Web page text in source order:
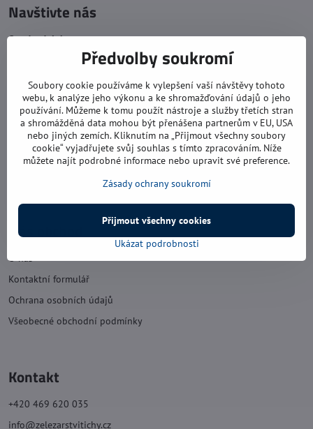
Navštivte nás
Otevírací doba:
pondělí: 8:00 - 16:00
úterý: 8:00 - 17:00
středa: 8:00 - 16:00
čtvrtek: 8:00 - 17:00
pátek: 8:00 - 16:00
sobota: 8:00 - 11:30
Náš obchod
O nás
Kontaktní formulář
Ochrana osobních údajů
Všeobecné obchodní podmínky
Kontakt
+420 469 620 035
info@zelezarstvitichy.cz
Předvolby soukromí
Soubory cookie používáme k vylepšení vaší návštěvy tohoto
webu, k analýze jeho výkonu a ke shromažďování údajů o jeho
používání. Můžeme k tomu použít nástroje a služby třetích stran
a shromážděná data mohou být přenášena partnerům v EU, USA
nebo jiných zemích. Kliknutím na „Přijmout všechny soubory
cookie“ vyjadřujete svůj souhlas s tímto zpracováním. Níže
můžete najít podrobné informace nebo upravit své preference.
Zásady ochrany soukromí
Ukázat podrobnosti
Přijmout všechny cookies